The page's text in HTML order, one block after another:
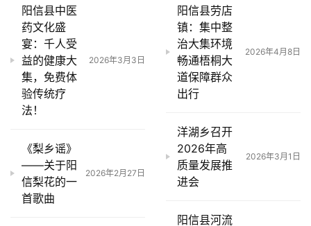
视
频
阳
信
公
益
示
公
告
阳信县中医
药文化盛
宴：千人受
益的健康大
集，免费体
验传统疗
法！
2026年3月3日
《梨乡谣》
——关于阳
信梨花的一
首歌曲
2026年2月27日
阳信县劳店
镇：集中整
治大集环境
畅通梧桐大
道保障群众
出行
2026年4月8日
洋湖乡召开
2026年高
质量发展推
进会
2026年3月1日
阳信县河流